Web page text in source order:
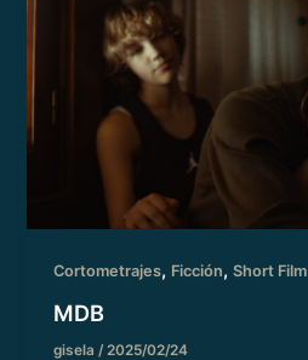
Cortometrajes, Ficción,Short Film
MDB
gisela/2025/02/24